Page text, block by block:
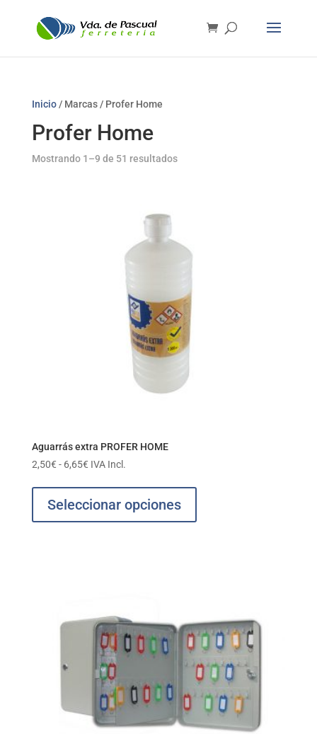
Inicio/ Marcas / Profer Home
Profer Home
Mostrando 1–9 de 51 resultados
Aguarrás extra PROFER HOME
2,50€ - 6,65€Rango
precios:
desde
IVA Incl.
Seleccionar opciones
elegir
en
la
página
de
producto